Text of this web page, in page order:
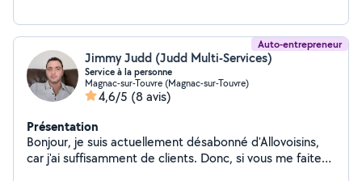
Auto-entrepreneur
Jimmy Judd (Judd Multi-Services)
Service à la personne
Magnac-sur-Touvre (Magnac-sur-Touvre)
4,6/5 (8 avis)
Présentation
Bonjour, je suis actuellement désabonné d'Allovoisins,
car j'ai suffisamment de clients. Donc, si vous me faites